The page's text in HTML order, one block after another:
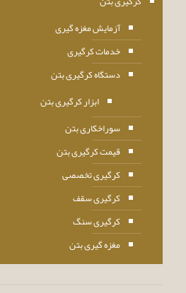
آزمایش مغزه گیری
خدمات کرگیری
دستگاه کرگیری بتن
ابزار کرگیری بتن
سوراخکاری بتن
قیمت کرگیری بتن
کرگیری تخصصی
کرگیری سقف
کرگیری سنگ
مغزه گیری بتن